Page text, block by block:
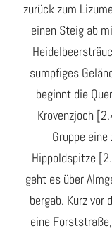
zurück zum
einen Steig ab
sumpfiges
beginnt die
Krovenzjoch
Gruppe
Hippoldspitze
geht es über
bergab. Kurz vor
eine